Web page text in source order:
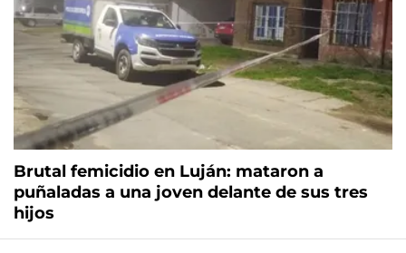
Brutal femicidio en Luján: mataron a
puñaladas a una joven delante de sus tres
hijos